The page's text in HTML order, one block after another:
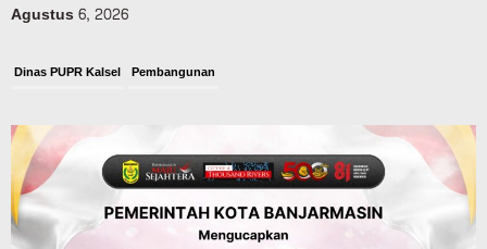
Agustus 6, 2026
Dinas PUPR Kalsel Pembangunan
Pemerintah Janji Tingkatkan Fasilitas
Keselamatan Jalan Alternatif
Banjarbaru–Batulicin
Agustus 6, 2026